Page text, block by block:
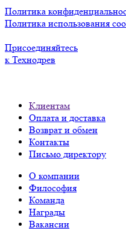
Политика
Политика использования
Присоединяйтесь
к Технодрев
Клиентам
Оплата и доставка
Возврат и обмен
Контакты
Письмо директору
О компании
Философия
Команда
Награды
Вакансии